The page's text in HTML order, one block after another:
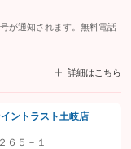
が通知されます。無料電話
詳細はこちら
ら「許可する」ボタンを押
ントラスト土岐店
６５－１